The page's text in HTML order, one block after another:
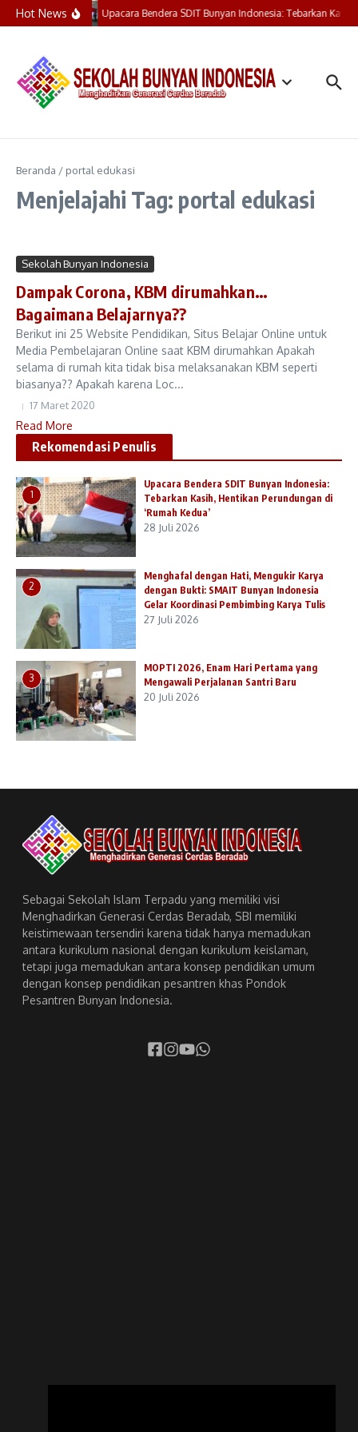
Lewati ke konten
Hot News Upacara Bendera SDIT Bunyan Indonesia: Tebarkan
Beranda / portal edukasi
Menjelajahi Tag: portal edukasi
Sekolah Bunyan Indonesia
Dampak Corona, KBM dirumahkan…
Bagaimana Belajarnya??
Berikut ini 25 Website Pendidikan, Situs Belajar Online untuk
Media Pembelajaran Online saat KBM dirumahkan Apakah
selama di rumah kita tidak bisa melaksanakan KBM seperti
biasanya?? Apakah karena Loc...
17 Maret 2020
Read More
Rekomendasi Penulis
1
Upacara Bendera SDIT Bunyan Indonesia:
Tebarkan Kasih, Hentikan Perundungan di
‘Rumah Kedua’
28 Juli 2026
2
Menghafal dengan Hati, Mengukir Karya
dengan Bukti: SMAIT Bunyan Indonesia
Gelar Koordinasi Pembimbing Karya Tulis
27 Juli 2026
3
MOPTI 2026, Enam Hari Pertama yang
Mengawali Perjalanan Santri Baru
20 Juli 2026
Sebagai Sekolah Islam Terpadu yang memiliki visi
Menghadirkan Generasi Cerdas Beradab, SBI memiliki
keistimewaan tersendiri karena tidak hanya memadukan
antara kurikulum nasional dengan kurikulum keislaman,
tetapi juga memadukan antara konsep pendidikan umum
dengan konsep pendidikan pesantren khas Pondok
Pesantren Bunyan Indonesia.